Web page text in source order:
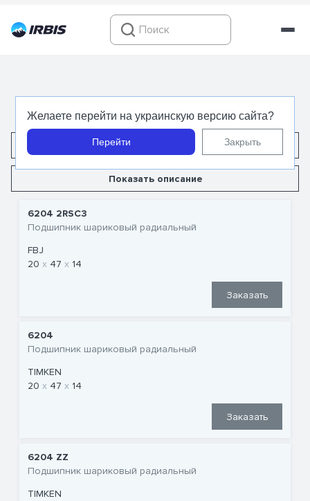
Желаете перейти на украинскую версию сайта?
Перейти Закрыть
Показать характеристики
Показать описание
6204 2RSC3
Подшипник шариковый радиальный
FBJ
20
47 14
Заказать
6204
Подшипник шариковый радиальный
TIMKEN
20
47 14
Заказать
6204 ZZ
Подшипник шариковый радиальный
TIMKEN